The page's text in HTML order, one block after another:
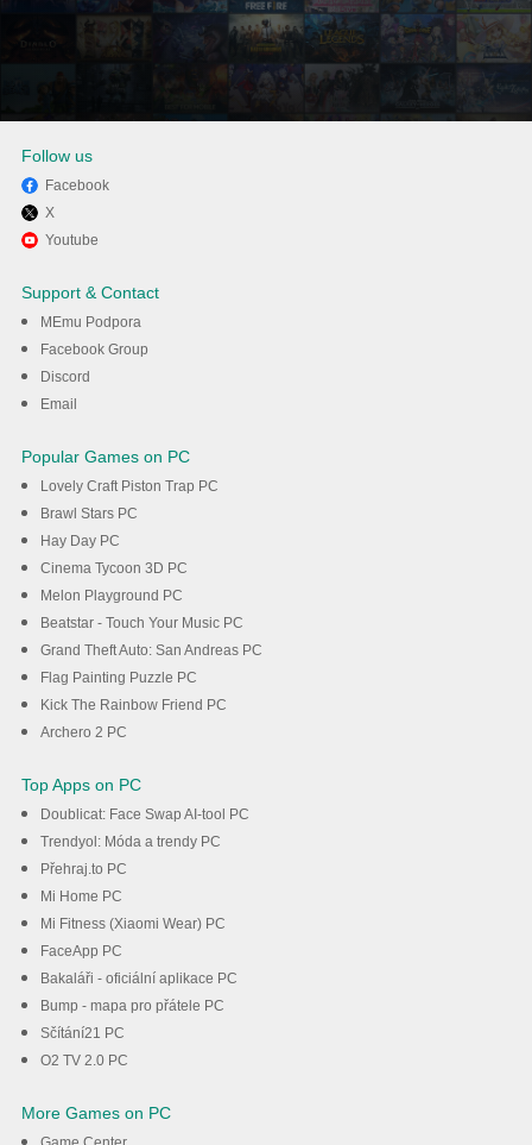
Užívejte si používání HBO
Max: Stream TV & Movies na
Follow us
Facebook
X
Youtube
Support & Contact
MEmu Podpora
Facebook Group
Discord
Email
Popular Games on PC
Lovely Craft Piston Trap PC
Brawl Stars PC
Hay Day PC
Cinema Tycoon 3D PC
Melon Playground PC
Beatstar - Touch Your Music PC
Grand Theft Auto: San Andreas PC
Flag Painting Puzzle PC
Kick The Rainbow Friend PC
Archero 2 PC
Top Apps on PC
Doublicat: Face Swap AI-tool PC
Trendyol: Móda a trendy PC
Přehraj.to PC
Mi Home PC
Mi Fitness (Xiaomi Wear) PC
FaceApp PC
Bakaláři - oficiální aplikace PC
Bump - mapa pro přátele PC
Sčítání21 PC
O2 TV 2.0 PC
More Games on PC